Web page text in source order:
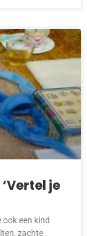
je
een kind
zachte